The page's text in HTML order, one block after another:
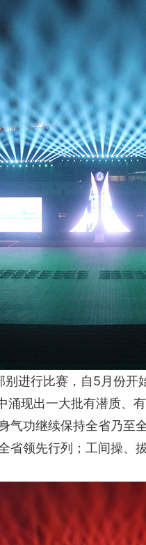
进行比赛，自5月份
现出一大批有潜质、
气功继续保持全省乃至
省领先行列；工间操、